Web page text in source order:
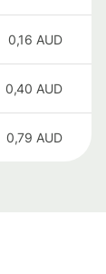
0,16 AUD
0,40 AUD
0,79 AUD